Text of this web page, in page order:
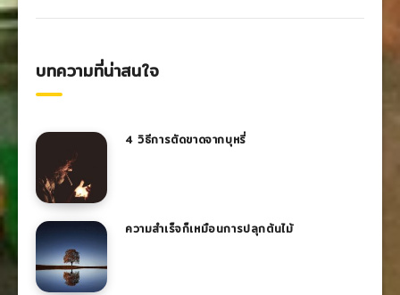
บทความที่น่าสนใจ
4 วิธีการตัดขาดจากบุหรี่
ความสำเร็จก็เหมือนการปลุกต้นไม้